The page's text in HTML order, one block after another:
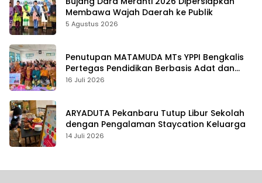
Membawa Wajah Daerah ke Publik
5 Agustus 2026
Penutupan MATAMUDA MTs YPPI Bengkalis
Pertegas Pendidikan Berbasis Adat dan
Karakter
16 Juli 2026
ARYADUTA Pekanbaru Tutup Libur Sekolah
dengan Pengalaman Staycation Keluarga
14 Juli 2026